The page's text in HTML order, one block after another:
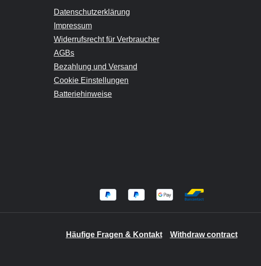
Datenschutzerklärung
Impressum
Widerrufsrecht für Verbraucher
AGBs
Bezahlung und Versand
Cookie Einstellungen
Batteriehinweise
Häufige Fragen & Kontakt Withdraw contract